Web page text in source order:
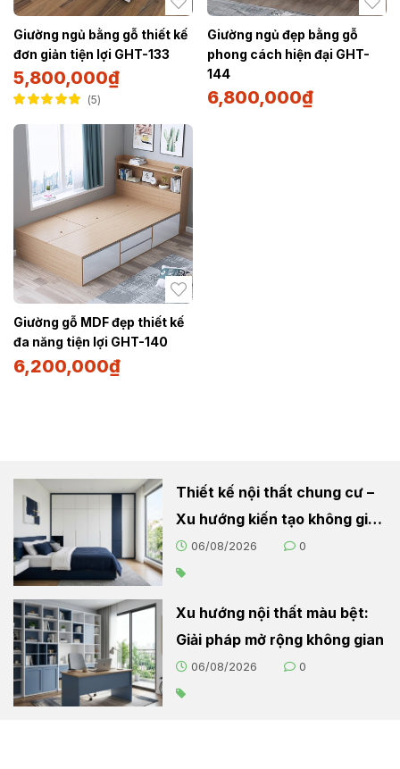
Giường ngủ bằng gỗ thiết kế
đơn giản tiện lợi GHT-133
5,800,000₫
5.00
5 sao
5
Giường ngủ đẹp bằng gỗ
phong cách hiện đại GHT-
144
6,800,000₫
Giường gỗ MDF đẹp thiết kế
đa năng tiện lợi GHT-140
6,200,000₫
Thiết kế nội thất chung cư –
Xu hướng kiến tạo không gian
sống hiện đại
06/08/2026 0
Xu hướng nội thất màu bệt:
Giải pháp mở rộng không gian
06/08/2026 0